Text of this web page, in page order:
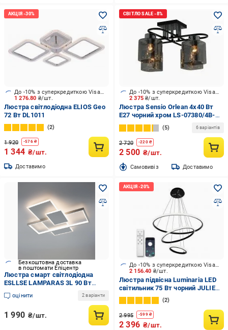
1 276.80 ₴/шт.
До -10% з суперкредиткою Visa Вигода
Люстра світлодіодна ELIOS Geo
72 Вт DL1011
2
1 920 -576₴
1 344 ₴/шт.
Доставимо
2 375₴/шт.
До -10% з суперкредиткою Visa Вигода
Люстра Sensio Orlean 4x40 Вт
E27 чорний хром LS-07380/4B-
E2740W
5 6 варіантів
2 720 -220₴
2 500 ₴/шт.
Cамовивіз Доставимо
Безкоштовна доставка
в поштомати Епіцентр
Люстра смарт світлодіодна
ESLLSE LAMPARAS 3L 90 Вт
500x500x61 мм Білий (10560)
оцінити 2 варіанти
1 990 ₴/шт.
2 156.40 ₴/шт.
До -10% з суперкредиткою Visa Вигода
Люстра підвісна Luminaria LED
світильник 75 Вт чорний JULIE
75W 3R BLACK
2
2 995 -599₴
2 396 ₴/шт.